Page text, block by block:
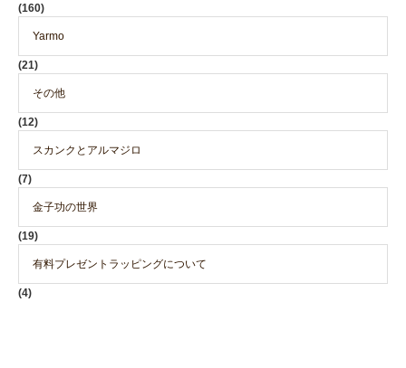
(160)
Yarmo
(21)
その他
(12)
スカンクとアルマジロ
(7)
金子功の世界
(19)
有料プレゼントラッピングについて
(4)